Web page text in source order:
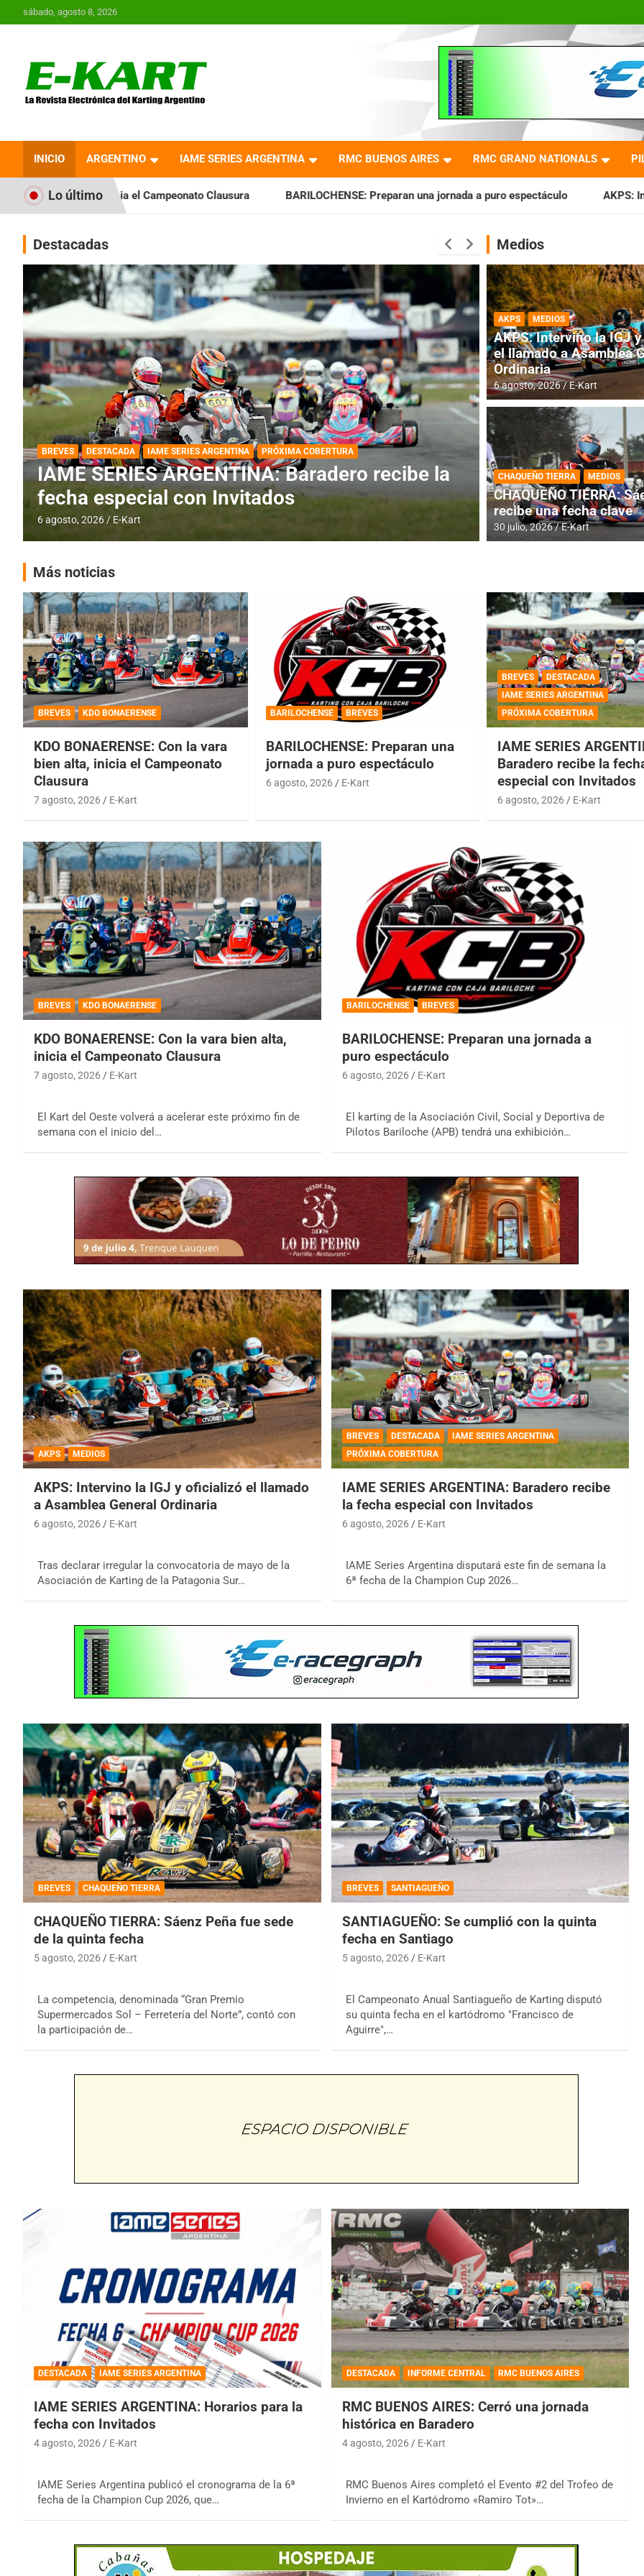
al
sábado, agosto 8, 2026
Revista Electrónica del
Karting en Argentina
INICIO ARGENTINO IAME SERIES ARGENTINA RMC BUENOS AIRES RMC GRAND NATIONALS
Lo último
el Campeonato Clausura BARILOCHENSE: Preparan una jornada a puro espectáculo AKPS: Intervino la IGJ y
Destacadas
DESTACADA IAME SERIES ARGENTINA
IAME SERIES ARGENTINA: Horarios para la
fecha con Invitados
4 agosto, 2026 E-Kart
DESTACADA INFORME CENTRAL
RMC BUENOS
histórica en
4 agosto, 2026 E-Kart
Medios
AKPS MEDIOS
AKPS: Intervino la IGJ
el llamado a Asamblea
Ordinaria
6 agosto, 2026 E-Kart
CHAQUEÑO TIERRA MEDIOS
CHAQUEÑO TIERRA:
recibe una fecha clave
30 julio, 2026 E-Kart
Más noticias
BREVES KDO BONAERENSE
KDO BONAERENSE: Con la vara
bien alta, inicia el Campeonato
Clausura
7 agosto, 2026 E-Kart
BARILOCHENSE BREVES
BARILOCHENSE: Preparan una
jornada a puro espectáculo
6 agosto, 2026 E-Kart
BREVES
DESTACADA
IAME SERIES ARGENTINA
PRÓXIMA COBERTURA
IAME SERIES
Baradero recibe la
especial con Invitados
6 agosto, 2026 E-Kart
BREVES KDO BONAERENSE
KDO BONAERENSE: Con la vara bien alta,
inicia el Campeonato Clausura
7 agosto, 2026 E-Kart
El Kart del Oeste volverá a acelerar este próximo fin de
semana con el inicio del…
BARILOCHENSE BREVES
BARILOCHENSE: Preparan una jornada a
puro espectáculo
6 agosto, 2026 E-Kart
El karting de la Asociación Civil, Social y Deportiva de
Pilotos Bariloche (APB) tendrá una exhibición…
AKPS MEDIOS
AKPS: Intervino la IGJ y oficializó el llamado
a Asamblea General Ordinaria
6 agosto, 2026 E-Kart
Tras declarar irregular la convocatoria de mayo de la
Asociación de Karting de la Patagonia Sur…
BREVES DESTACADA
IAME SERIES ARGENTINA
PRÓXIMA COBERTURA
IAME SERIES ARGENTINA: Baradero recibe
la fecha especial con Invitados
6 agosto, 2026 E-Kart
IAME Series Argentina disputará este fin de semana la
6ª fecha de la Champion Cup 2026…
BREVES CHAQUEÑO TIERRA
CHAQUEÑO TIERRA: Sáenz Peña fue sede
de la quinta fecha
5 agosto, 2026 E-Kart
La competencia, denominada “Gran Premio
Supermercados Sol – Ferretería del Norte”, contó con
la participación de…
BREVES SANTIAGUEÑO
SANTIAGUEÑO: Se cumplió con la quinta
fecha en Santiago
5 agosto, 2026 E-Kart
El Campeonato Anual Santiagueño de Karting disputó
su quinta fecha en el kartódromo "Francisco de
Aguirre",…
DESTACADA IAME SERIES ARGENTINA
IAME SERIES ARGENTINA: Horarios para la
fecha con Invitados
4 agosto, 2026 E-Kart
IAME Series Argentina publicó el cronograma de la 6ª
fecha de la Champion Cup 2026, que…
DESTACADA INFORME CENTRAL RMC BUENOS AIRES
RMC BUENOS AIRES: Cerró una jornada
histórica en Baradero
4 agosto, 2026 E-Kart
RMC Buenos Aires completó el Evento #2 del Trofeo de
Invierno en el Kartódromo «Ramiro Tot»…